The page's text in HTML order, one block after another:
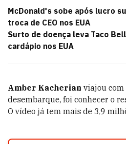
McDonald's sobe após lucro
troca de CEO nos EUA
Surto de doença leva Taco
cardápio nos EUA
Amber Kacherian viajou com
desembarque, foi conhecer o
O vídeo já tem mais de 3,9